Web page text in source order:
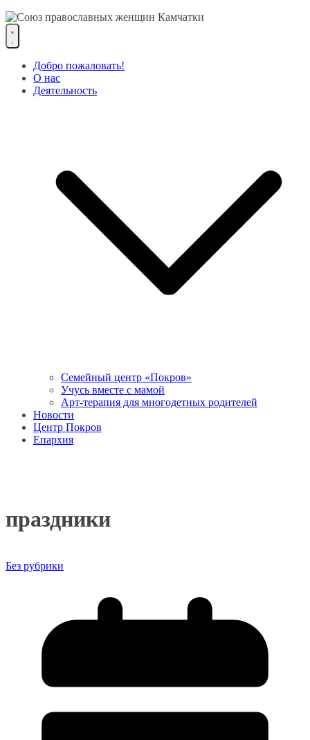
Добро пожаловать!
О нас
Деятельность
Семейный центр «Покров»
Учусь вместе с мамой
Арт-терапия для многодетных родителей
Новости
Центр Покров
Епархия
праздники
Без рубрики